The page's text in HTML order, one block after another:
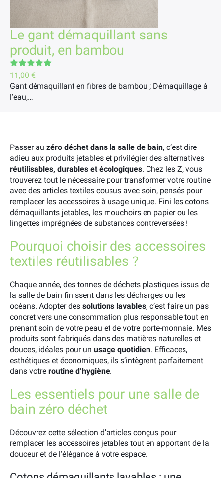
Passer au zéro déchet dans la salle de bain, c’est dire
adieu aux produits jetables et privilégier des alternatives
réutilisables, durables et écologiques. Chez les Z, vous
trouverez tout le nécessaire pour transformer votre routine
avec des articles textiles cousus avec soin, pensés pour
remplacer les accessoires à usage unique. Fini les cotons
démaquillants jetables, les mouchoirs en papier ou les
lingettes imprégnées de substances contreversées !
Pourquoi choisir des accessoires
textiles réutilisables ?
Chaque année, des tonnes de déchets plastiques issus de
la salle de bain finissent dans les décharges ou les
océans. Adopter des solutions lavables, c’est faire un pas
concret vers une consommation plus responsable tout en
prenant soin de votre peau et de votre porte-monnaie. Mes
produits sont fabriqués dans des matières naturelles et
douces, idéales pour un usage quotidien. Efficaces,
esthétiques et économiques, ils s’intègrent parfaitement
dans votre routine d’hygiène.
Les essentiels pour une salle de
bain zéro déchet
Découvrez cette sélection d’articles conçus pour
remplacer les accessoires jetables tout en apportant de la
douceur et de l'élégance à votre espace.
Le gant démaquillant sans
produit, en bambou
Note 5.00
sur 5
11,00 €
Gant démaquillant en fibres de bambou ; Démaquillage à
l’eau,…